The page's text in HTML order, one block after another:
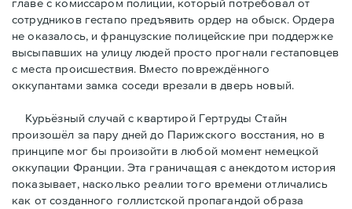
главе с комиссаром полиции, который потребовал от
сотрудников гестапо предъявить ордер на обыск. Ордера
не оказалось, и французские полицейские при поддержке
высыпавших на улицу людей просто прогнали гестаповцев
с места происшествия. Вместо повреждённого
оккупантами замка соседи врезали в дверь новый.
Курьёзный случай с квартирой Гертруды Стайн
произошёл за пару дней до Парижского восстания, но в
принципe мог бы произойти в любой момент немецкой
оккупации Франции. Эта граничащая с анекдотом история
показывает, насколько реалии того времени отличались
как от созданного голлистской пропагандой образа